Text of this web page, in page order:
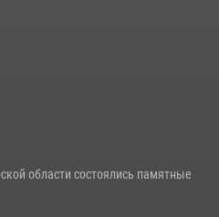
области состоялись памятные